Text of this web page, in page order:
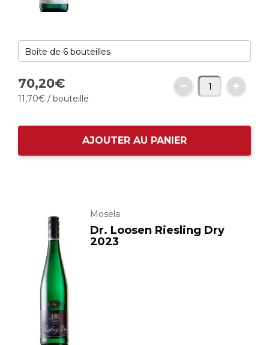
70,20€
11,70€ / bouteille
AJOUTER AU PANIER
Mosela
Dr. Loosen Riesling Dry
2023